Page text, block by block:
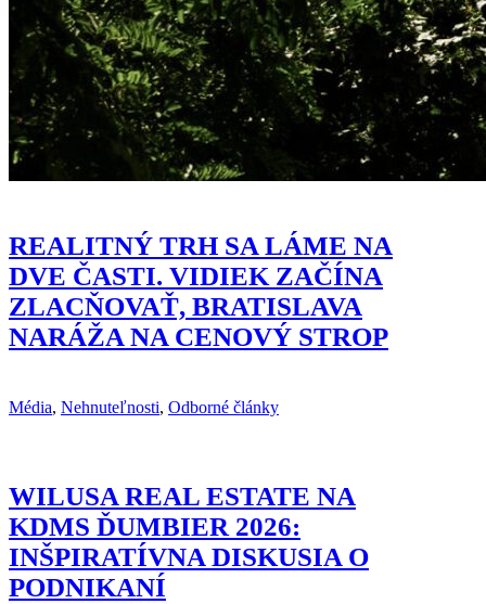
REALITNÝ TRH SA LÁME NA
DVE ČASTI. VIDIEK ZAČÍNA
ZLACŇOVAŤ, BRATISLAVA
NARÁŽA NA CENOVÝ STROP
Média, Nehnuteľnosti, Odborné články
WILUSA REAL ESTATE NA
KDMS ĎUMBIER 2026:
INŠPIRATÍVNA DISKUSIA O
PODNIKANÍ